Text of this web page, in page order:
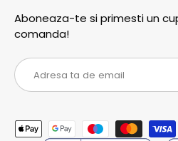
Aboneaza-te si primesti un
comanda!
Email
Metode de plata acceptate